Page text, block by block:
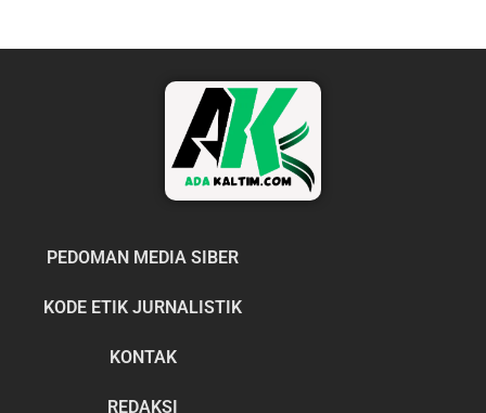
PEDOMAN MEDIA SIBER
KODE ETIK JURNALISTIK
KONTAK
REDAKSI